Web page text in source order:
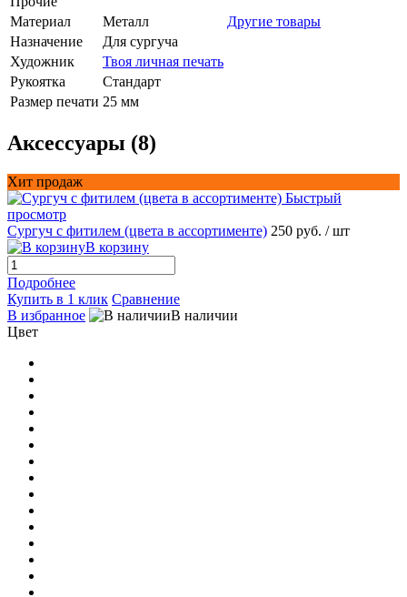
Материал
Металл
Другие товары
Назначение
Для сургуча
Художник
Твоя личная печать
Рукоятка
Стандарт
Размер печати 25 мм
Аксессуары (8)
Хит продаж
Быстрый
просмотр
Сургуч с фитилем (цвета в ассортименте) 250 руб. / шт
В корзину
Подробнее
Купить в 1 клик Сравнение
В избранное
В наличии
Цвет